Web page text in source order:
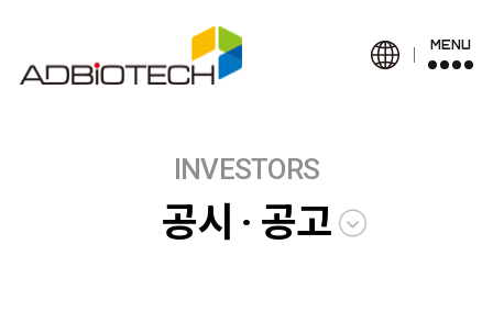
MENU
INVESTORS
공시 · 공고